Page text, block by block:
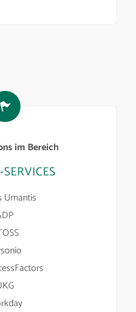
im Bereich
Umantis